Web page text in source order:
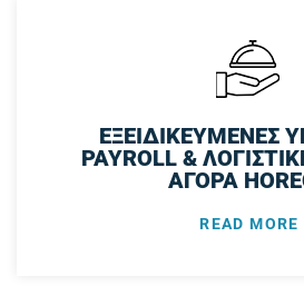
ΕΞΕΙΔΙΚΕΥΜΕΝΕΣ
PAYROLL &
ΑΓΟΡΑ
READ MORE